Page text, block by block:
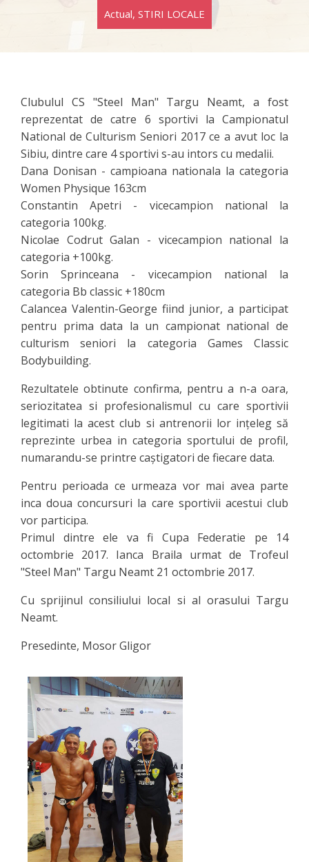
Actual, STIRI LOCALE
Clubulul CS "Steel Man" Targu Neamt, a fost
reprezentat de catre 6 sportivi la Campionatul
National de Culturism Seniori 2017 ce a avut loc la
Sibiu, dintre care 4 sportivi s-au intors cu medalii.
Dana Donisan - campioana nationala la categoria
Women Physique 163cm
Constantin Apetri - vicecampion national la
categoria 100kg.
Nicolae Codrut Galan - vicecampion national la
categoria +100kg.
Sorin Sprinceana - vicecampion national la
categoria Bb classic +180cm
Calancea Valentin-George fiind junior, a participat
pentru prima data la un campionat national de
culturism seniori la categoria Games Classic
Bodybuilding.
Rezultatele obtinute confirma, pentru a n-a oara,
seriozitatea si profesionalismul cu care sportivii
legitimati la acest club si antrenorii lor inţeleg să
reprezinte urbea in categoria sportului de profil,
numarandu-se printre caștigatori de fiecare data.
Pentru perioada ce urmeaza vor mai avea parte
inca doua concursuri la care sportivii acestui club
vor participa.
Primul dintre ele va fi Cupa Federatie pe 14
octombrie 2017. Ianca Braila urmat de Trofeul
"Steel Man" Targu Neamt 21 octombrie 2017.
Cu sprijinul consiliului local si al orasului Targu
Neamt.
Presedinte, Mosor Gligor